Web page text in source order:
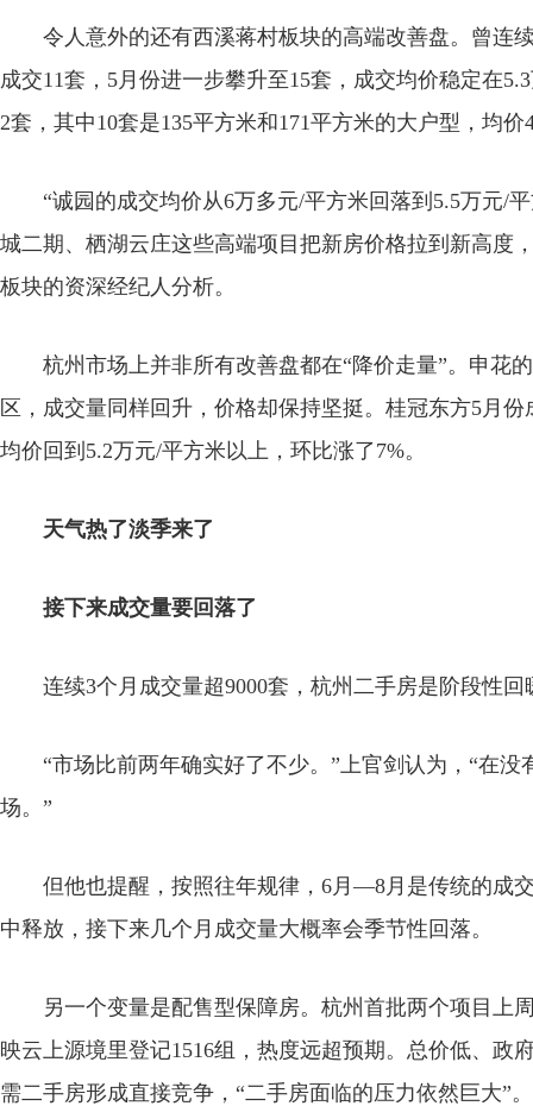
令人意外的还有西溪蒋村板块的高端改善盘。曾连续
成交11套，5月份进一步攀升至15套，成交均价稳定在
2套，其中10套是135平方米和171平方米的大户型，均
“诚园的成交均价从6万多元/平方米回落到5.5万元/
城二期、栖湖云庄这些高端项目把新房价格拉到新高度
板块的资深经纪人分析。
杭州市场上并非所有改善盘都在“降价走量”。申花
区，成交量同样回升，价格却保持坚挺。桂冠东方5月
均价回到5.2万元/平方米以上，环比涨了7%。
天气热了淡季来了
接下来成交量要回落了
连续3个月成交量超9000套，杭州二手房是阶段性回
“市场比前两年确实好了不少。”上官剑认为，“在没
场。”
但他也提醒，按照往年规律，6月—8月是传统的成
中释放，接下来几个月成交量大概率会季节性回落。
另一个变量是配售型保障房。杭州首批两个项目上
映云上源境里登记1516组，热度远超预期。总价低、政
需二手房形成直接竞争，“二手房面临的压力依然巨大”。